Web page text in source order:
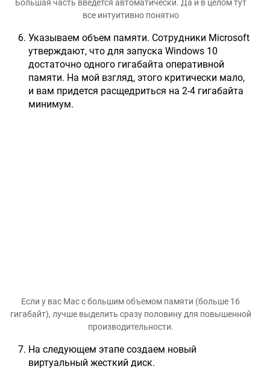
Большая часть введется автоматически. Да и в целом тут
все интуитивно понятно
Указываем объем памяти. Сотрудники Microsoft
утверждают, что для запуска Windows 10
достаточно одного гигабайта оперативной
памяти. На мой взгляд, этого критически мало,
и вам придется расщедриться на 2-4 гигабайта
минимум.
Если у вас Mac с большим объемом памяти (больше 16
гигабайт), лучше выделить сразу половину для повышенной
производительности.
На следующем этапе создаем новый
виртуальный жесткий диск.